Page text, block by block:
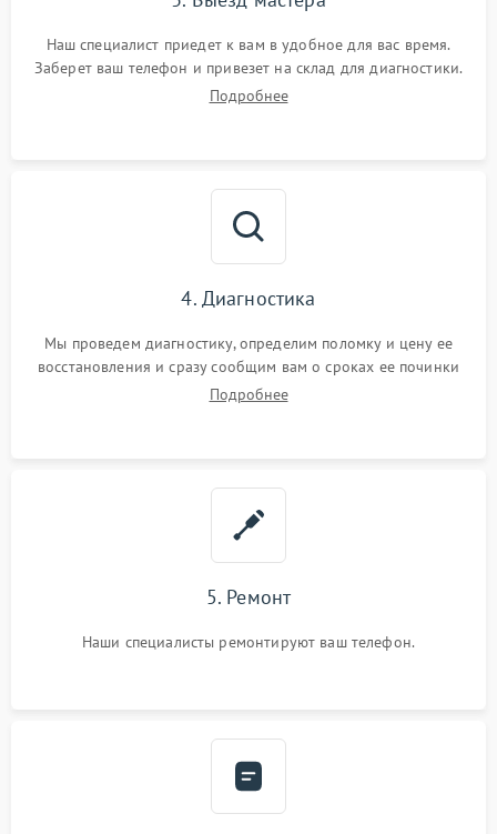
Наш специалист приедет к вам в удобное для вас время.
Заберет ваш телефон и привезет на склад для диагностики.
Подробнее
4. Диагностика
Мы проведем диагностику, определим поломку и цену ее
восстановления и сразу сообщим вам о сроках ее починки
Подробнее
5. Ремонт
Наши специалисты ремонтируют ваш телефон.